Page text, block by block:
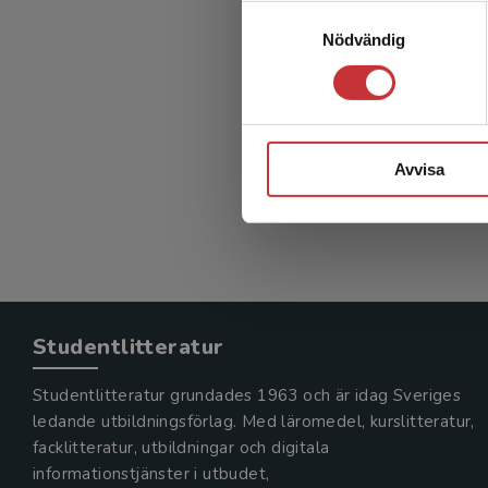
Nödvändig
Avvisa
Broberg,
242 kr
Exkl.
Studentlitteratur
Studentlitteratur grundades 1963 och är idag Sveriges
ledande utbildningsförlag. Med läromedel, kurslitteratur,
facklitteratur, utbildningar och digitala
informationstjänster i utbudet,